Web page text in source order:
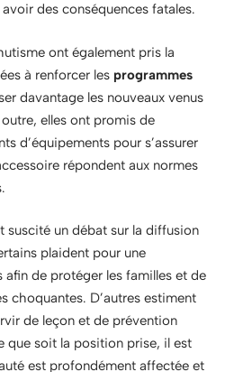
des conséquences fatales.
ont également pris la
à renforcer les programmes
davantage les nouveaux venus
elles ont promis de
d’équipements pour s’assurer
répondent aux normes
suscité un débat sur la diffusion
plaident pour une
de protéger les familles et de
choquantes. D’autres estiment
de leçon et de prévention
que soit la position prise, il est
est profondément affectée et